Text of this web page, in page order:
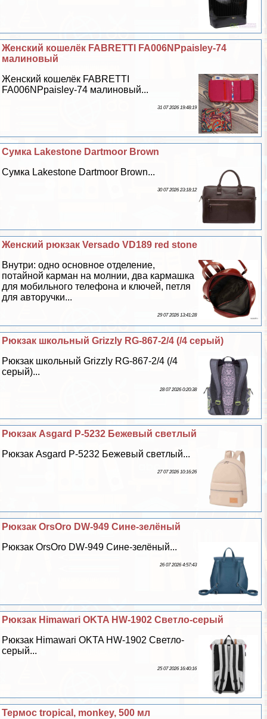
Женский кошелёк FABRETTI FA006NPpaisley-74
малиновый
Женский кошелёк FABRETTI
FA006NPpaisley-74 малиновый...
31 07 2026 19:48:19
Сумка Lakestone Dartmoor Brown
Сумка Lakestone Dartmoor Brown...
30 07 2026 23:18:12
Женский рюкзак Versado VD189 red stone
Внутри: одно основное отделение,
потайной карман на молнии, два кармашка
для мобильного телефона и ключей, петля
для авторучки...
29 07 2026 13:41:28
Рюкзак школьный Grizzly RG-867-2/4 (/4 серый)
Рюкзак школьный Grizzly RG-867-2/4 (/4
серый)...
28 07 2026 0:20:38
Рюкзак Asgard Р-5232 Бежевый светлый
Рюкзак Asgard Р-5232 Бежевый светлый...
27 07 2026 10:16:26
Рюкзак OrsOro DW-949 Сине-зелёный
Рюкзак OrsOro DW-949 Сине-зелёный...
26 07 2026 4:57:43
Рюкзак Himawari OKTA HW-1902 Светло-серый
Рюкзак Himawari OKTA HW-1902 Светло-
серый...
25 07 2026 16:40:16
Термос tropical, monkey, 500 мл